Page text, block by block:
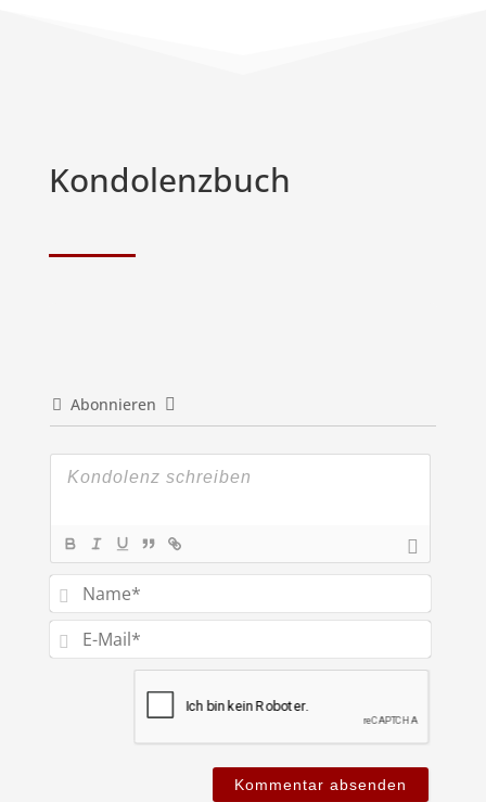
Kondolenzbuch
Abonnieren
Name*
E-
Mail*